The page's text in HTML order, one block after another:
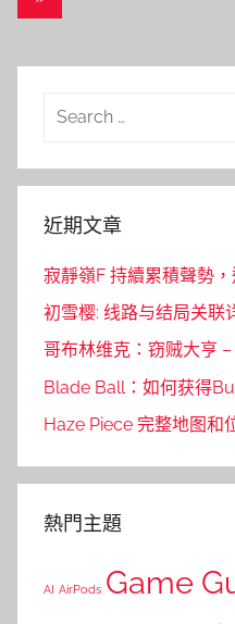
覽
Search
近期文章
寂靜嶺F 持續累積聲勢
初雪樱: 线路与结局关联
哥布林维克：窃贼大亨
Blade Ball：如何获得
Haze Piece 完整地图和
熱門主題
AI AirPods Game